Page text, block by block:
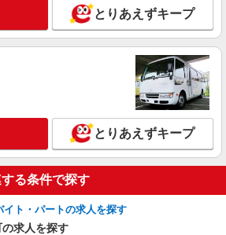
とりあえずキープ
とりあえずキープ
る条件で探す
ト・パートの求人を探す
求人を探す